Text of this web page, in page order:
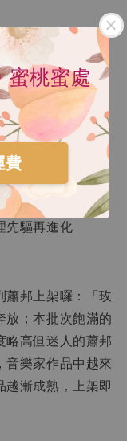
蜜桃蜜處
費
壺組 VCSD-
- +
加入購物車
蘭姆酒；香郁奔
先驅再進化
蕭邦上架囉：「玫
放；本批次飽滿的
略高但迷人的蕭邦
音樂家作品中越來
漸成熟，上架即